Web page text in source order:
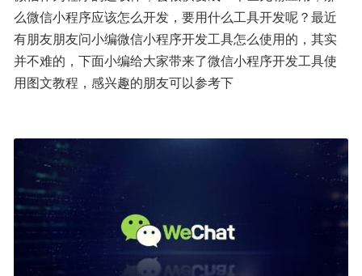
么微信小程序应该怎么开发，要用什么工具开发呢？最近
有朋友朋友问小编微信小程序开发工具怎么使用的，其实
并不难的，下面小编给大家带来了微信小程序开发工具使
用图文教程，感兴趣的朋友可以参考下